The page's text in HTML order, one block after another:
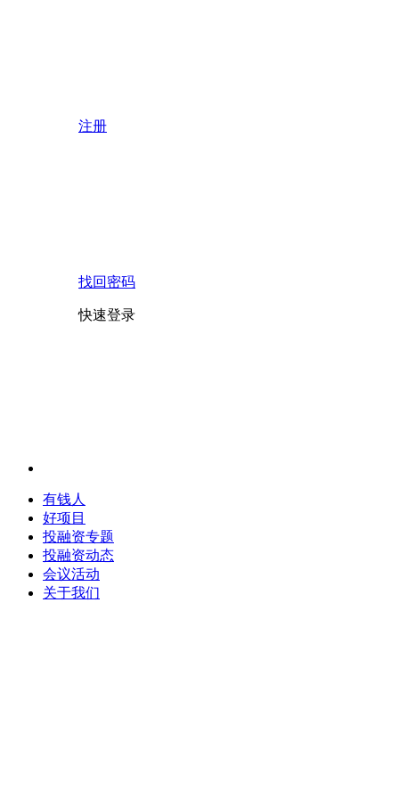
注册
找回密码
快速登录
有钱人
好项目
投融资专题
投融资动态
会议活动
关于我们